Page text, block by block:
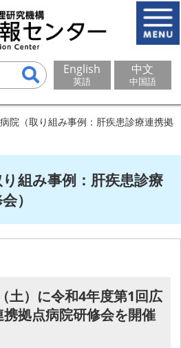
English
英語
中文
中国語
院（取り組み事例：肝疾患診療連携拠
組み事例：肝疾患診療
）
土）に令和4年度第1回広
拠点病院研修会を開催